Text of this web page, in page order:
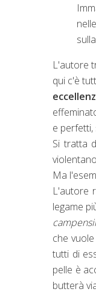
L'autore
qui c'è
e
Si tratta
Ma
L'autore
legame
che
tutti di
pelle è
butterà